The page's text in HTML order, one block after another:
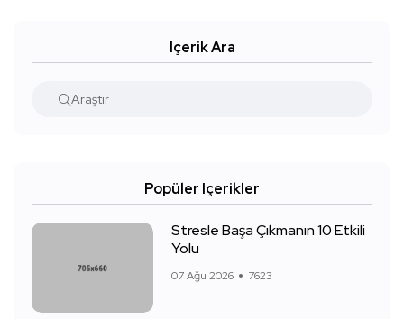
Içerik Ara
Popüler Içerikler
Stresle Başa Çıkmanın 10 Etkili
Yolu
07 Ağu 2026 7623